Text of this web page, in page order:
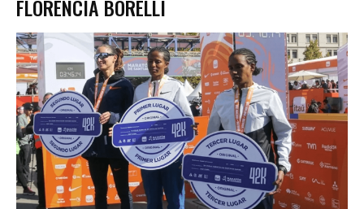
FLORENCIA BORELLI